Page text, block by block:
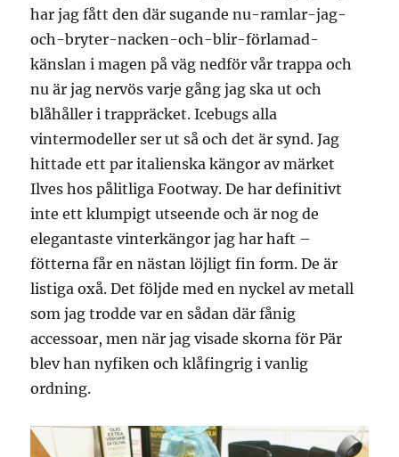
har jag fått den där sugande nu-ramlar-jag-
och-bryter-nacken-och-blir-förlamad-
känslan i magen på väg nedför vår trappa och
nu är jag nervös varje gång jag ska ut och
blåhåller i trappräcket. Icebugs alla
vintermodeller ser ut så och det är synd. Jag
hittade ett par italienska kängor av märket
Ilves hos pålitliga Footway. De har definitivt
inte ett klumpigt utseende och är nog de
elegantaste vinterkängor jag har haft –
fötterna får en nästan löjligt fin form. De är
listiga oxå. Det följde med en nyckel av metall
som jag trodde var en sådan där fånig
accessoar, men när jag visade skorna för Pär
blev han nyfiken och klåfingrig i vanlig
ordning.